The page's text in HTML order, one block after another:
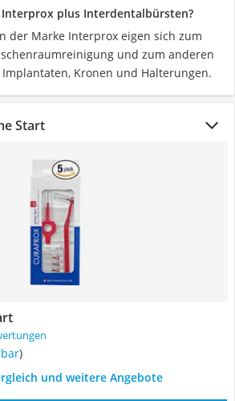
Interprox plus Interdentalbürsten?
der Marke Interprox eigen sich zum
und zum anderen
Kronen und Halterungen.
Start
)
und weitere Angebote